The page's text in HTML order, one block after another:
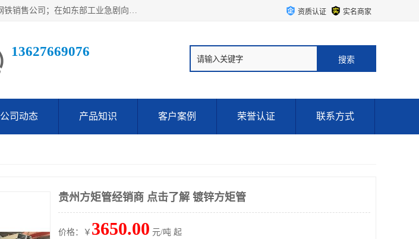
重庆仁邦钢材有限公司是西南地区钢铁物资企业家合资共同在重庆市成立的一家新型现代化钢铁销售公司；在如东部工业急剧向西部转移，西部大建工厂区及国家水利水电项目，我司力抓不断完善自我产品结构优化，让自己的钢铁产品广泛传播于这些大型再建项目 资质认证 实名商家
13627669076
公司动态 产品知识 客户案例 荣誉认证 联系方式
贵州方矩管经销商 点击了解 镀锌方矩管
价格：￥ 3650.00 元/吨 起